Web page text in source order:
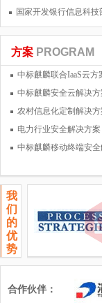
方案 PROGRAM
中标麒麟联合IaaS云方
中标麒麟安全云解决方
农村信息化定制解决方
电力行业安全解决方案
中标麒麟移动终端安
我
们
的
优
势
合作伙伴：